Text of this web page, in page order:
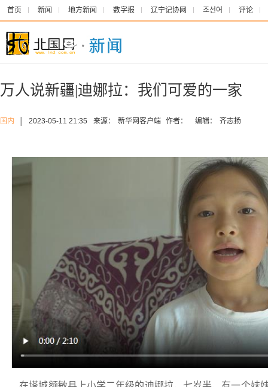
首页 新闻 地方新闻 数字报 辽宁记协网 조선어 评论
万人说新疆|迪娜拉：我们可爱的一家
国内 2023-05-11 21:35 来源： 新华网客户端 作者： 编辑： 齐志扬